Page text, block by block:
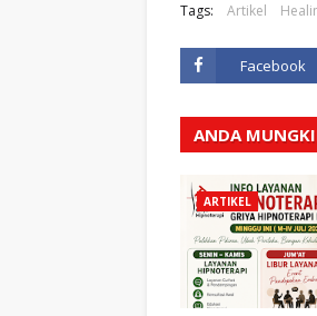
Tags: Artikel
Facebook
ANDA
ARTIKEL